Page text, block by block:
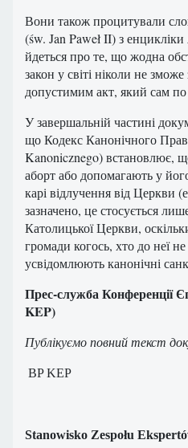
Вони також процитували
(św. Jan Paweł II) з енцикліки
йдеться про те, що жодна
закон у світі ніколи не
допустимим акт, який сам по
У завершальній частині
що Кодекс Канонічного
Kanonicznego) встановлює,
аборт або допомагають у
карі відлучення від Церкви
зазначено, це стосується
Католицької Церкви,
громади когось, хто до неї
усвідомлюють канонічні
Прес-служба Конференції
KEP)
Публікуємо повний текст
BP KEP
Stanowisko Zespołu